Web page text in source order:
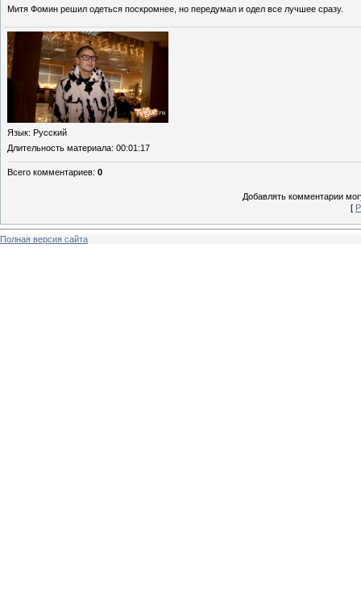
Митя Фомин решил одеться поскромнее, но передумал и одел все лучшее сразу.
Язык: Русский
Длительность материала: 00:01:17
Всего комментариев: 0
Добавлять комментарии
[
Полная версия сайта